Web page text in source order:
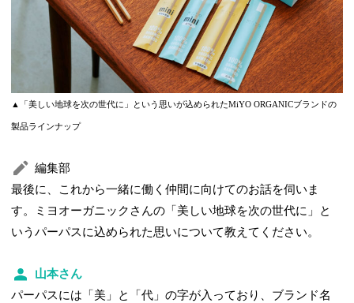
▲「美しい地球を次の世代に」という思いが込められたMiYO ORGANICブランドの
製品ラインナップ
編集部
最後に、これから一緒に働く仲間に向けてのお話を伺いま
す。ミヨオーガニックさんの「美しい地球を次の世代に」と
いうパーパスに込められた思いについて教えてください。
山本さん
パーパスには「美」と「代」の字が入っており、ブランド名